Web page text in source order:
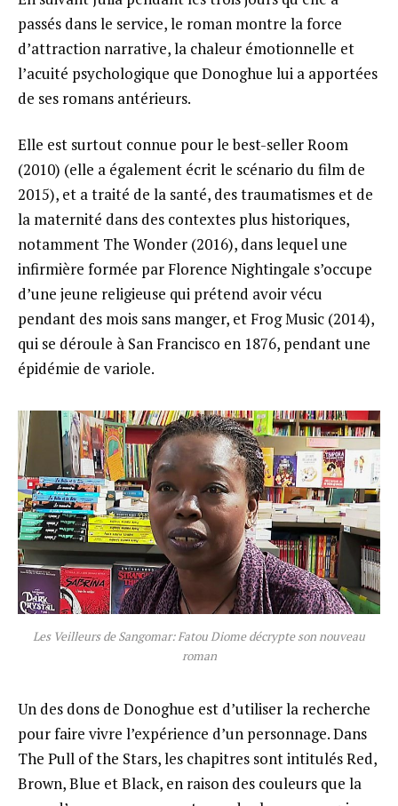
passés dans le service, le roman montre la force
d’attraction narrative, la chaleur émotionnelle et
l’acuité psychologique que Donoghue lui a apportées
de ses romans antérieurs.
Elle est surtout connue pour le best-seller Room
(2010) (elle a également écrit le scénario du film de
2015), et a traité de la santé, des traumatismes et de
la maternité dans des contextes plus historiques,
notamment The Wonder (2016), dans lequel une
infirmière formée par Florence Nightingale s’occupe
d’une jeune religieuse qui prétend avoir vécu
pendant des mois sans manger, et Frog Music (2014),
qui se déroule à San Francisco en 1876, pendant une
épidémie de variole.
Les Veilleurs de Sangomar: Fatou Diome décrypte son nouveau
roman
Un des dons de Donoghue est d’utiliser la recherche
pour faire vivre l’expérience d’un personnage. Dans
The Pull of the Stars, les chapitres sont intitulés Red,
Brown, Blue et Black, en raison des couleurs que la